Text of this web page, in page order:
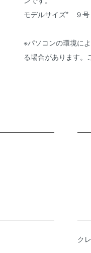
モデルサイズ* ９号
※パソコンの環境に
る場合があります。
ク